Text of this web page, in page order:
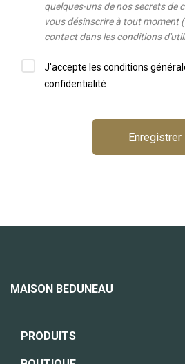
quelques-uns de nos secrets de
vous désinscrire à tout moment
contact dans les conditions
J'accepte les conditions
confidentialité
Enregistrer
MAISON BEDUNEAU
PRODUITS